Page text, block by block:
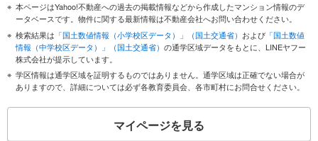
本ページはYahoo!不動産への過去の掲載情報などから作成したマンション情報のデ
ータベースです。物件に関する最新情報は不動産会社へお問い合わせください。
検索結果は 「国土数値情報（小学校区データ）」（国土交通省） および 「国土数値
情報（中学校区データ）」（国土交通省） の通学区域データをもとに、LINEヤフー
株式会社が提示しています。
学区情報は通学区域を証明するものではありません。通学区域は正確でない場合が
ありますので、詳細については必ず各教育委員会、各市町村にお問合せください。
マイページを見る